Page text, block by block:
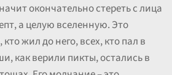
окончательно стереть с лица
а целую вселенную. Это
жил до него, всех, кто пал в
как верили пикты, остались в